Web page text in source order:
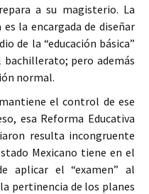
a su magisterio. La
la encargada de diseñar
de la “educación básica”
bachillerato; pero además
normal.
el control de ese
esa Reforma Educativa
resulta incongruente
Mexicano tiene en el
aplicar el “examen” al
pertinencia de los planes